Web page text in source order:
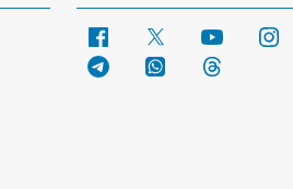
Facebook YouTube
Telegram WhatsApp